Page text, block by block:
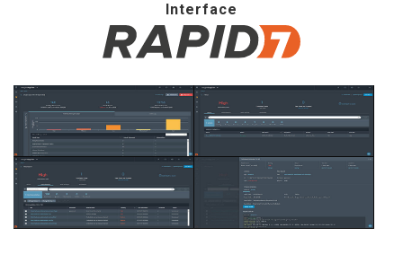
Interface